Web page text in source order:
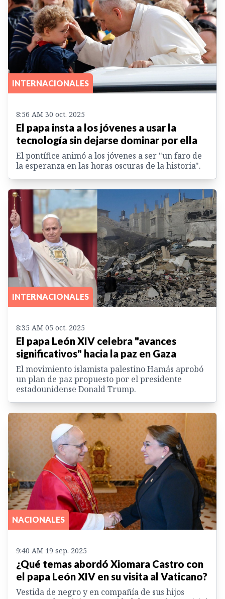
INTERNACIONALES
8:56 AM 30 oct. 2025
El papa insta a los jóvenes a usar la
tecnología sin dejarse dominar por ella
El pontífice animó a los jóvenes a ser "un faro de
la esperanza en las horas oscuras de la historia".
INTERNACIONALES
8:35 AM 05 oct. 2025
El papa León XIV celebra "avances
significativos" hacia la paz en Gaza
El movimiento islamista palestino Hamás aprobó
un plan de paz propuesto por el presidente
estadounidense Donald Trump.
NACIONALES
9:40 AM 19 sep. 2025
¿Qué temas abordó Xiomara Castro con
el papa León XIV en su visita al Vaticano?
Vestida de negro y en compañía de sus hijos